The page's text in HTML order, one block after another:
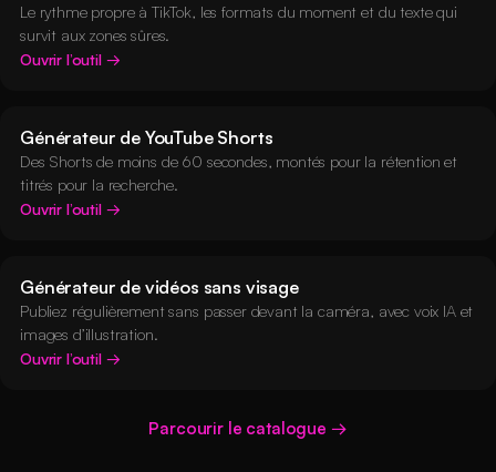
Le rythme propre à TikTok, les formats du moment et du texte qui
survit aux zones sûres.
Ouvrir l’outil
Générateur de YouTube Shorts
Des Shorts de moins de 60 secondes, montés pour la rétention et
titrés pour la recherche.
Ouvrir l’outil
Générateur de vidéos sans visage
Publiez régulièrement sans passer devant la caméra, avec voix IA et
images d’illustration.
Ouvrir l’outil
Parcourir le catalogue